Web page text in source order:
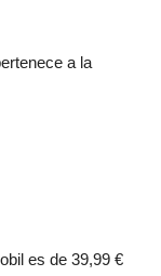
a la
es de 39,99 €